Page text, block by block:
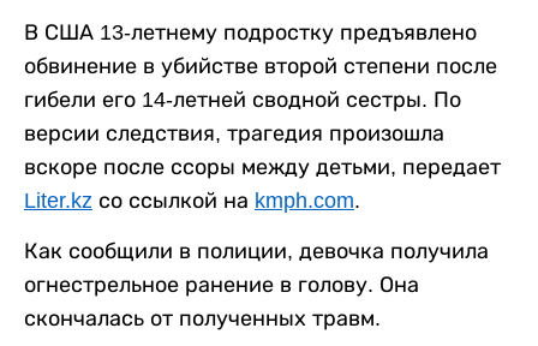
В США 13-летнему подростку предъявлено
обвинение в убийстве второй степени после
гибели его 14-летней сводной сестры. По
версии следствия, трагедия произошла
вскоре после ссоры между детьми, передает
Liter.kz со ссылкой на kmph.com.
Как сообщили в полиции, девочка получила
огнестрельное ранение в голову. Она
скончалась от полученных травм.